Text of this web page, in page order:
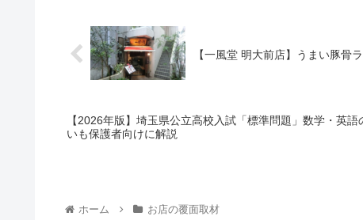
【一風堂 明大前店】うまい豚骨
【2026年版】埼玉県公立高校入試「標準問題」数学・英
いも保護者向けに解説
ホーム お店の覆面取材